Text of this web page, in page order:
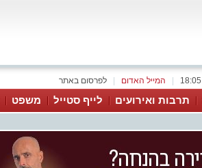
לפרסום באתר המייל האדום
תרבות ואירועים לייף סטייל משפט